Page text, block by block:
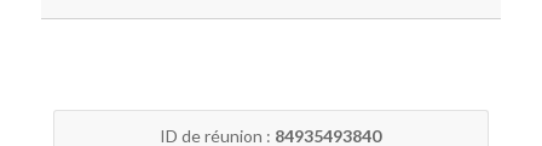
ID de réunion : 84935493840